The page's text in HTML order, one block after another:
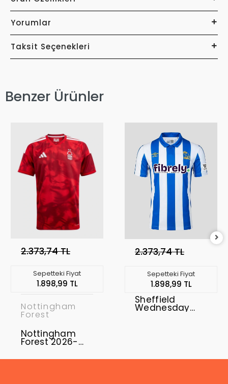
Yorumlar
Taksit Seçenekleri
Benzer Ürünler
2.373,74 TL
Sepetteki Fiyat
1.898,99 TL
Nottingham
Forest
Nottingham
Forest 2026-
Home
2.373,74 TL
Sepetteki Fiyat
1.898,99 TL
Sheffield
Wednesday